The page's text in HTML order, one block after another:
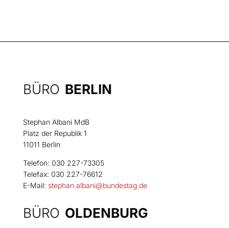
BÜRO BERLIN
Stephan Albani MdB
Platz der Republik 1
11011 Berlin
Telefon: 030 227-73305
Telefax: 030 227-76612
E-Mail: stephan.albani@bundestag.de
BÜRO OLDENBURG